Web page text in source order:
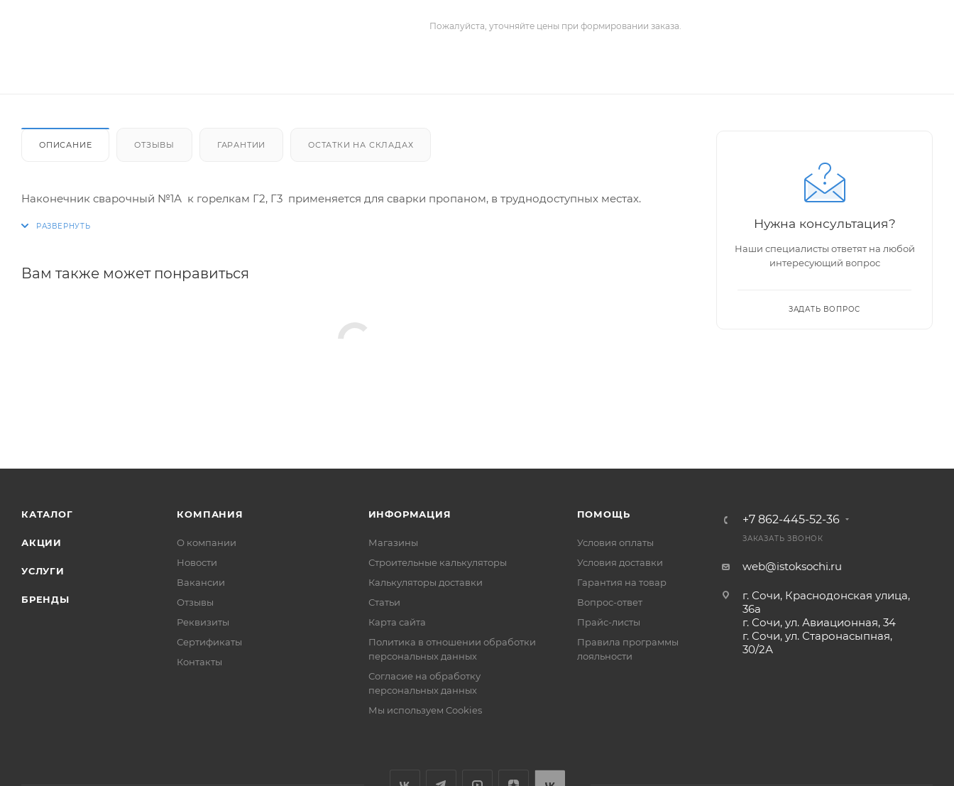
Пожалуйста, уточняйте цены при формировании заказа.
ОПИСАНИЕ ОТЗЫВЫ ГАРАНТИИ ОСТАТКИ НА СКЛАДАХ
Наконечник сварочный №1А к горелкам Г2, Г3 применяется для сварки пропаном, в труднодоступных местах.
Вам также может понравиться
Нужна консультация?
Наши специалисты ответят на любой
интересующий вопрос
ЗАДАТЬ ВОПРОС
КАТАЛОГ
АКЦИИ
УСЛУГИ
БРЕНДЫ
КОМПАНИЯ
О компании
Новости
Вакансии
Отзывы
Реквизиты
Сертификаты
Контакты
ИНФОРМАЦИЯ
Магазины
Строительные калькуляторы
Калькуляторы доставки
Статьи
Карта сайта
Политика в отношении обработки
персональных данных
Согласие на обработку
персональных данных
Мы используем Cookies
ПОМОЩЬ
Условия оплаты
Условия доставки
Гарантия на товар
Вопрос-ответ
Прайс-листы
Правила программы
лояльности
+7 862-445-52-36
ЗАКАЗАТЬ ЗВОНОК
web@istoksochi.ru
г. Сочи, Краснодонская улица,
36а
г. Сочи, ул. Авиационная, 34
г. Сочи, ул. Старонасыпная,
30/2А